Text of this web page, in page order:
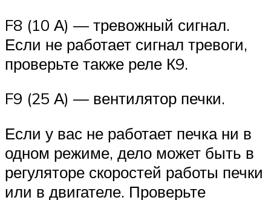
F8 (10 А) — тревожный сигнал.
Если не работает сигнал тревоги,
проверьте также реле К9.
F9 (25 А) — вентилятор печки.
Если у вас не работает печка ни в
одном режиме, дело может быть в
регуляторе скоростей работы печки
или в двигателе. Проверьте